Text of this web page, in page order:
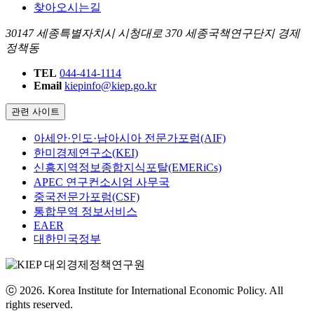
찾아오시는길
30147 세종특별자치시 시청대로 370 세종국책연구단지 경제
정책동
TEL 044-414-1114
Email kiepinfo@kiep.go.kr
관련 사이트
아세안·인도·남아시아 전문가포럼(AIF)
한미경제연구소(KEI)
신흥지역정보종합지식포탈(EMERiCs)
APEC 연구컨소시엄 사무국
중국전문가포럼(CSF)
통합무역 정보서비스
EAER
대한민국정부
ⓒ 2026. Korea Institute for International Economic Policy. All
rights reserved.